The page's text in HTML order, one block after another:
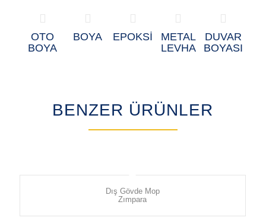
OTO
BOYA
BOYA EPOKSİ
METAL
LEVHA
DUVAR
BOYASI
BENZER ÜRÜNLER
Dış Gövde Mop
Zımpara